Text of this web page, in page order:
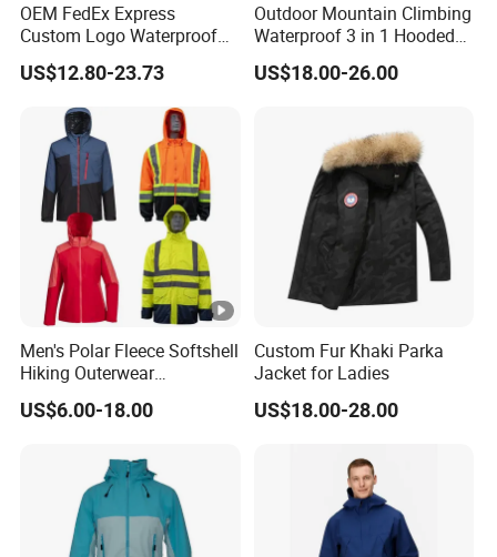
OEM FedEx Express
Custom Logo Waterproof
Rain Puffer Bubble Winter
Coat Outdoor Work Delivery
Windbreaker Jacket
US$12.80-23.73
Outdoor Mountain Climbing
Waterproof 3 in 1 Hooded
Jacket for Women
US$18.00-26.00
Men's Polar Fleece Softshell
Hiking Outerwear
Waterproof Rain
Windbreaker Windproof
Safety Hi Vis Viz High
Visibility Reflective Jacket
US$6.00-18.00
Custom Fur Khaki Parka
Jacket for Ladies
US$18.00-28.00